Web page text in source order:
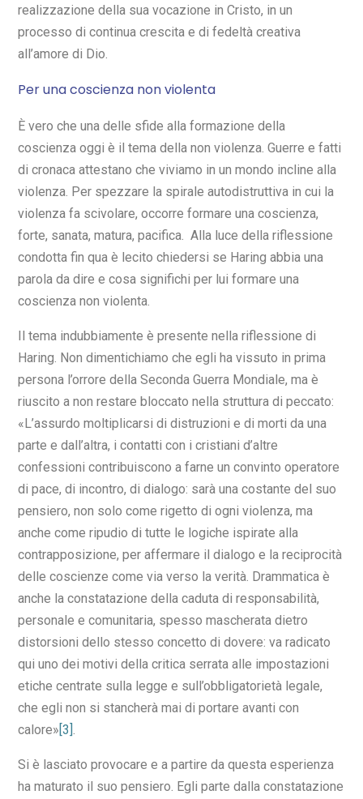
realizzazione della sua vocazione in Cristo, in un
processo di continua crescita e di fedeltà creativa
all’amore di Dio.
Per una coscienza non violenta
È vero che una delle sfide alla formazione della
coscienza oggi è il tema della non violenza. Guerre e fatti
di cronaca attestano che viviamo in un mondo incline alla
violenza. Per spezzare la spirale autodistruttiva in cui la
violenza fa scivolare, occorre formare una coscienza,
forte, sanata, matura, pacifica. Alla luce della riflessione
condotta fin qua è lecito chiedersi se Haring abbia una
parola da dire e cosa significhi per lui formare una
coscienza non violenta.
Il tema indubbiamente è presente nella riflessione di
Haring. Non dimentichiamo che egli ha vissuto in prima
persona l’orrore della Seconda Guerra Mondiale, ma è
riuscito a non restare bloccato nella struttura di peccato:
«L’assurdo moltiplicarsi di distruzioni e di morti da una
parte e dall’altra, i contatti con i cristiani d’altre
confessioni contribuiscono a farne un convinto operatore
di pace, di incontro, di dialogo: sarà una costante del suo
pensiero, non solo come rigetto di ogni violenza, ma
anche come ripudio di tutte le logiche ispirate alla
contrapposizione, per affermare il dialogo e la reciprocità
delle coscienze come via verso la verità. Drammatica è
anche la constatazione della caduta di responsabilità,
personale e comunitaria, spesso mascherata dietro
distorsioni dello stesso concetto di dovere: va radicato
qui uno dei motivi della critica serrata alle impostazioni
etiche centrate sulla legge e sull’obbligatorietà legale,
che egli non si stancherà mai di portare avanti con
calore»[3]
Si è lasciato provocare e a partire da questa esperienza
ha maturato il suo pensiero. Egli parte dalla constatazione